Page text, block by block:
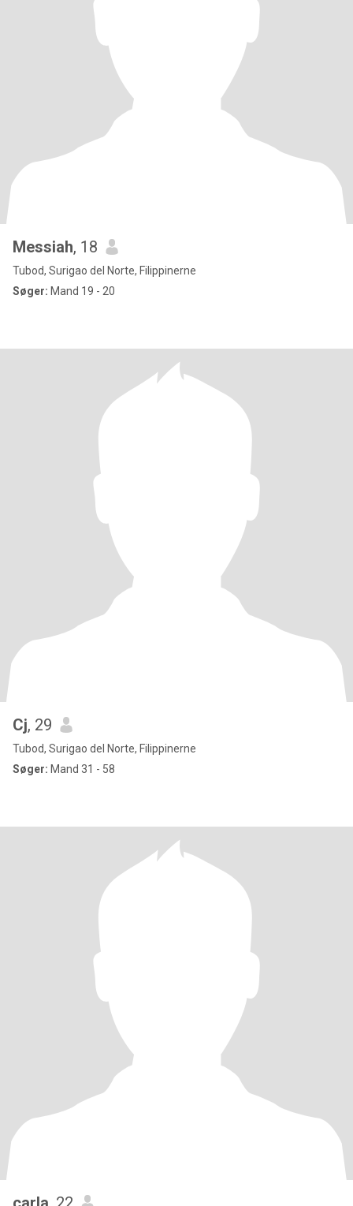
Messiah, 18
Tubod, Surigao del Norte, Filippinerne
Søger: Mand 19 - 20
Cj, 29
Tubod, Surigao del Norte, Filippinerne
Søger: Mand 31 - 58